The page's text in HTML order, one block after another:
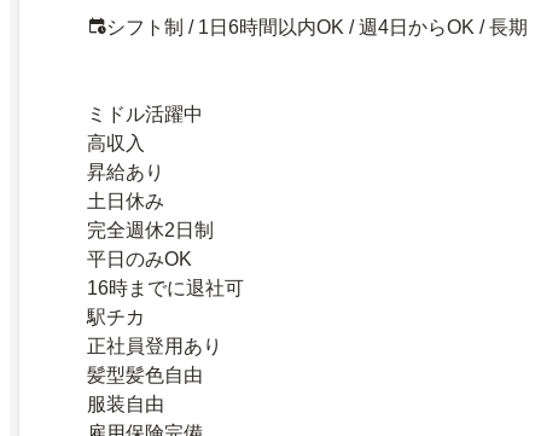
シフト制 / 1日6時間以内OK / 週4日からOK / 長期
ミドル活躍中
高収入
昇給あり
土日休み
完全週休2日制
平日のみOK
16時までに退社可
駅チカ
正社員登用あり
髪型髪色自由
服装自由